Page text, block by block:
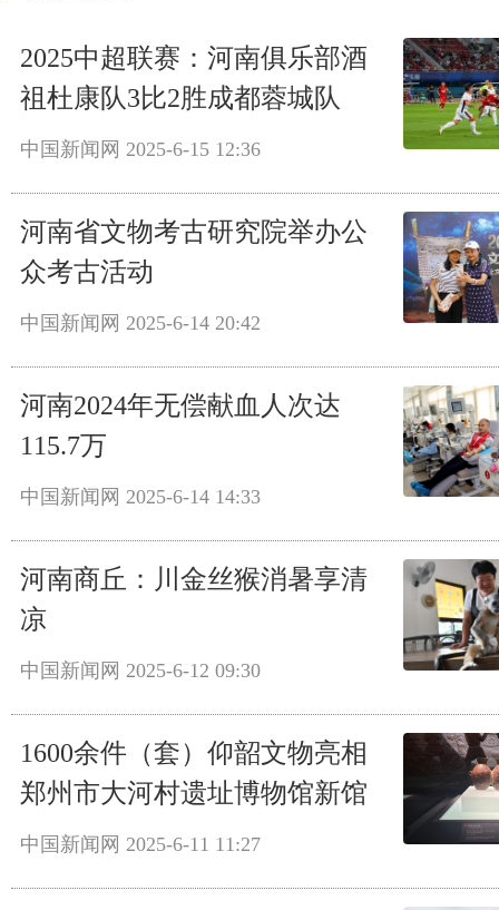
2025中超联赛：河南俱乐部酒
祖杜康队3比2胜成都蓉城队
中国新闻网 2025-6-15 12:36
河南省文物考古研究院举办公
众考古活动
中国新闻网 2025-6-14 20:42
河南2024年无偿献血人次达
115.7万
中国新闻网 2025-6-14 14:33
河南商丘：川金丝猴消暑享清
凉
中国新闻网 2025-6-12 09:30
1600余件（套）仰韶文物亮相
郑州市大河村遗址博物馆新馆
中国新闻网 2025-6-11 11:27